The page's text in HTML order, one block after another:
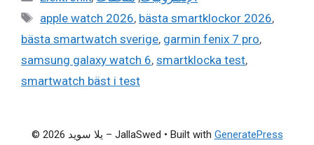
Tags
apple watch 2026, bästa smartklockor 2026,
bästa smartwatch sverige, garmin fenix 7 pro,
samsung galaxy watch 6, smartklocka test,
smartwatch bäst i test
© 2026 يلا سويد – JallaSwed • Built with GeneratePress